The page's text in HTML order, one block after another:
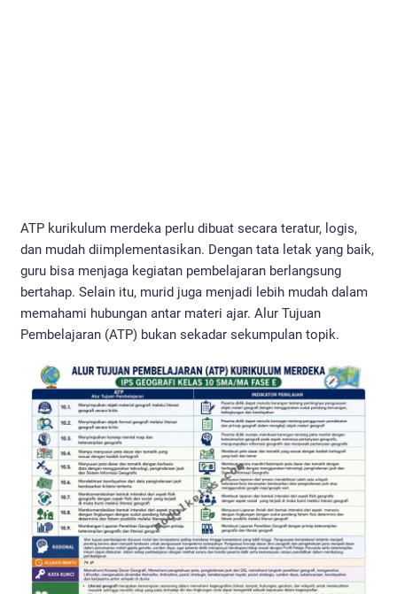
ATP kurikulum merdeka perlu dibuat secara teratur, logis,
dan mudah diimplementasikan. Dengan tata letak yang baik,
guru bisa menjaga kegiatan pembelajaran berlangsung
bertahap. Selain itu, murid juga menjadi lebih mudah dalam
memahami hubungan antar materi ajar. Alur Tujuan
Pembelajaran (ATP) bukan sekadar sekumpulan topik.